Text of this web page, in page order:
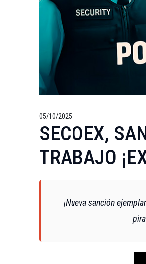
05/10/2025
SECOEX,
TRABAJO
¡Nueva sanción